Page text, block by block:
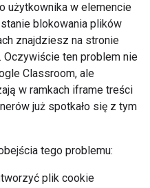
użytkownika w elemencie
blokowania plików
znajdziesz na stronie
. Oczywiście ten problem nie
Classroom, ale
w ramkach iframe treści
już spotkało się z tym
tego problemu:
plik cookie